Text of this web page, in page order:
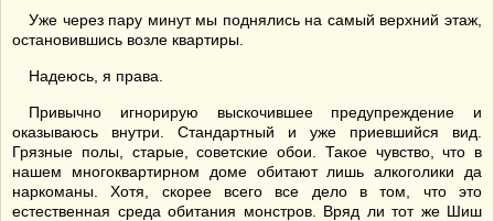
Уже через пару минут мы поднялись на самый верхний этаж,
остановившись возле квартиры.
Надеюсь, я права.
Привычно игнорирую выскочившее предупреждение и
оказываюсь внутри. Стандартный и уже приевшийся вид.
Грязные полы, старые, советские обои. Такое чувство, что в
нашем многоквартирном доме обитают лишь алкоголики да
наркоманы. Хотя, скорее всего все дело в том, что это
естественная среда обитания монстров. Вряд ли тот же Шиш